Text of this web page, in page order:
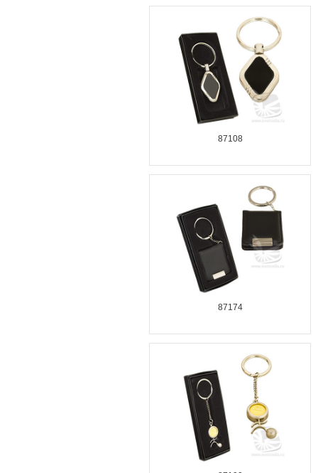
87108
87174